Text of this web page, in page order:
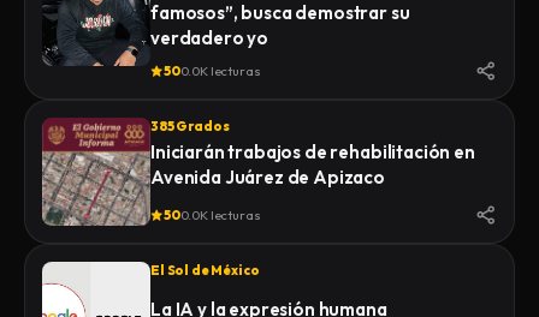
famosos”, busca demostrar su
verdadero yo
500.0K lecturas
385 Grados
Iniciarán trabajos de rehabilitación en
Avenida Juárez de Apizaco
500.0K lecturas
El Sol de México
La IA y la expresión humana